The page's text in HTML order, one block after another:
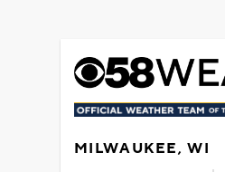
MILWAUKEE, WI